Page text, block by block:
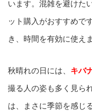
います。混雑を避けた
ット購入がおすすめで
き、時間を有効に使え
秋晴れの日には、 キバ
撮る人の姿も多く見ら
は、まさに季節を感じ